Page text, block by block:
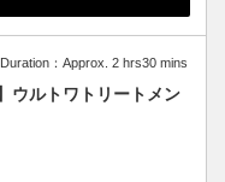
：Approx. 2 hrs30 mins
ウルトワトリートメン